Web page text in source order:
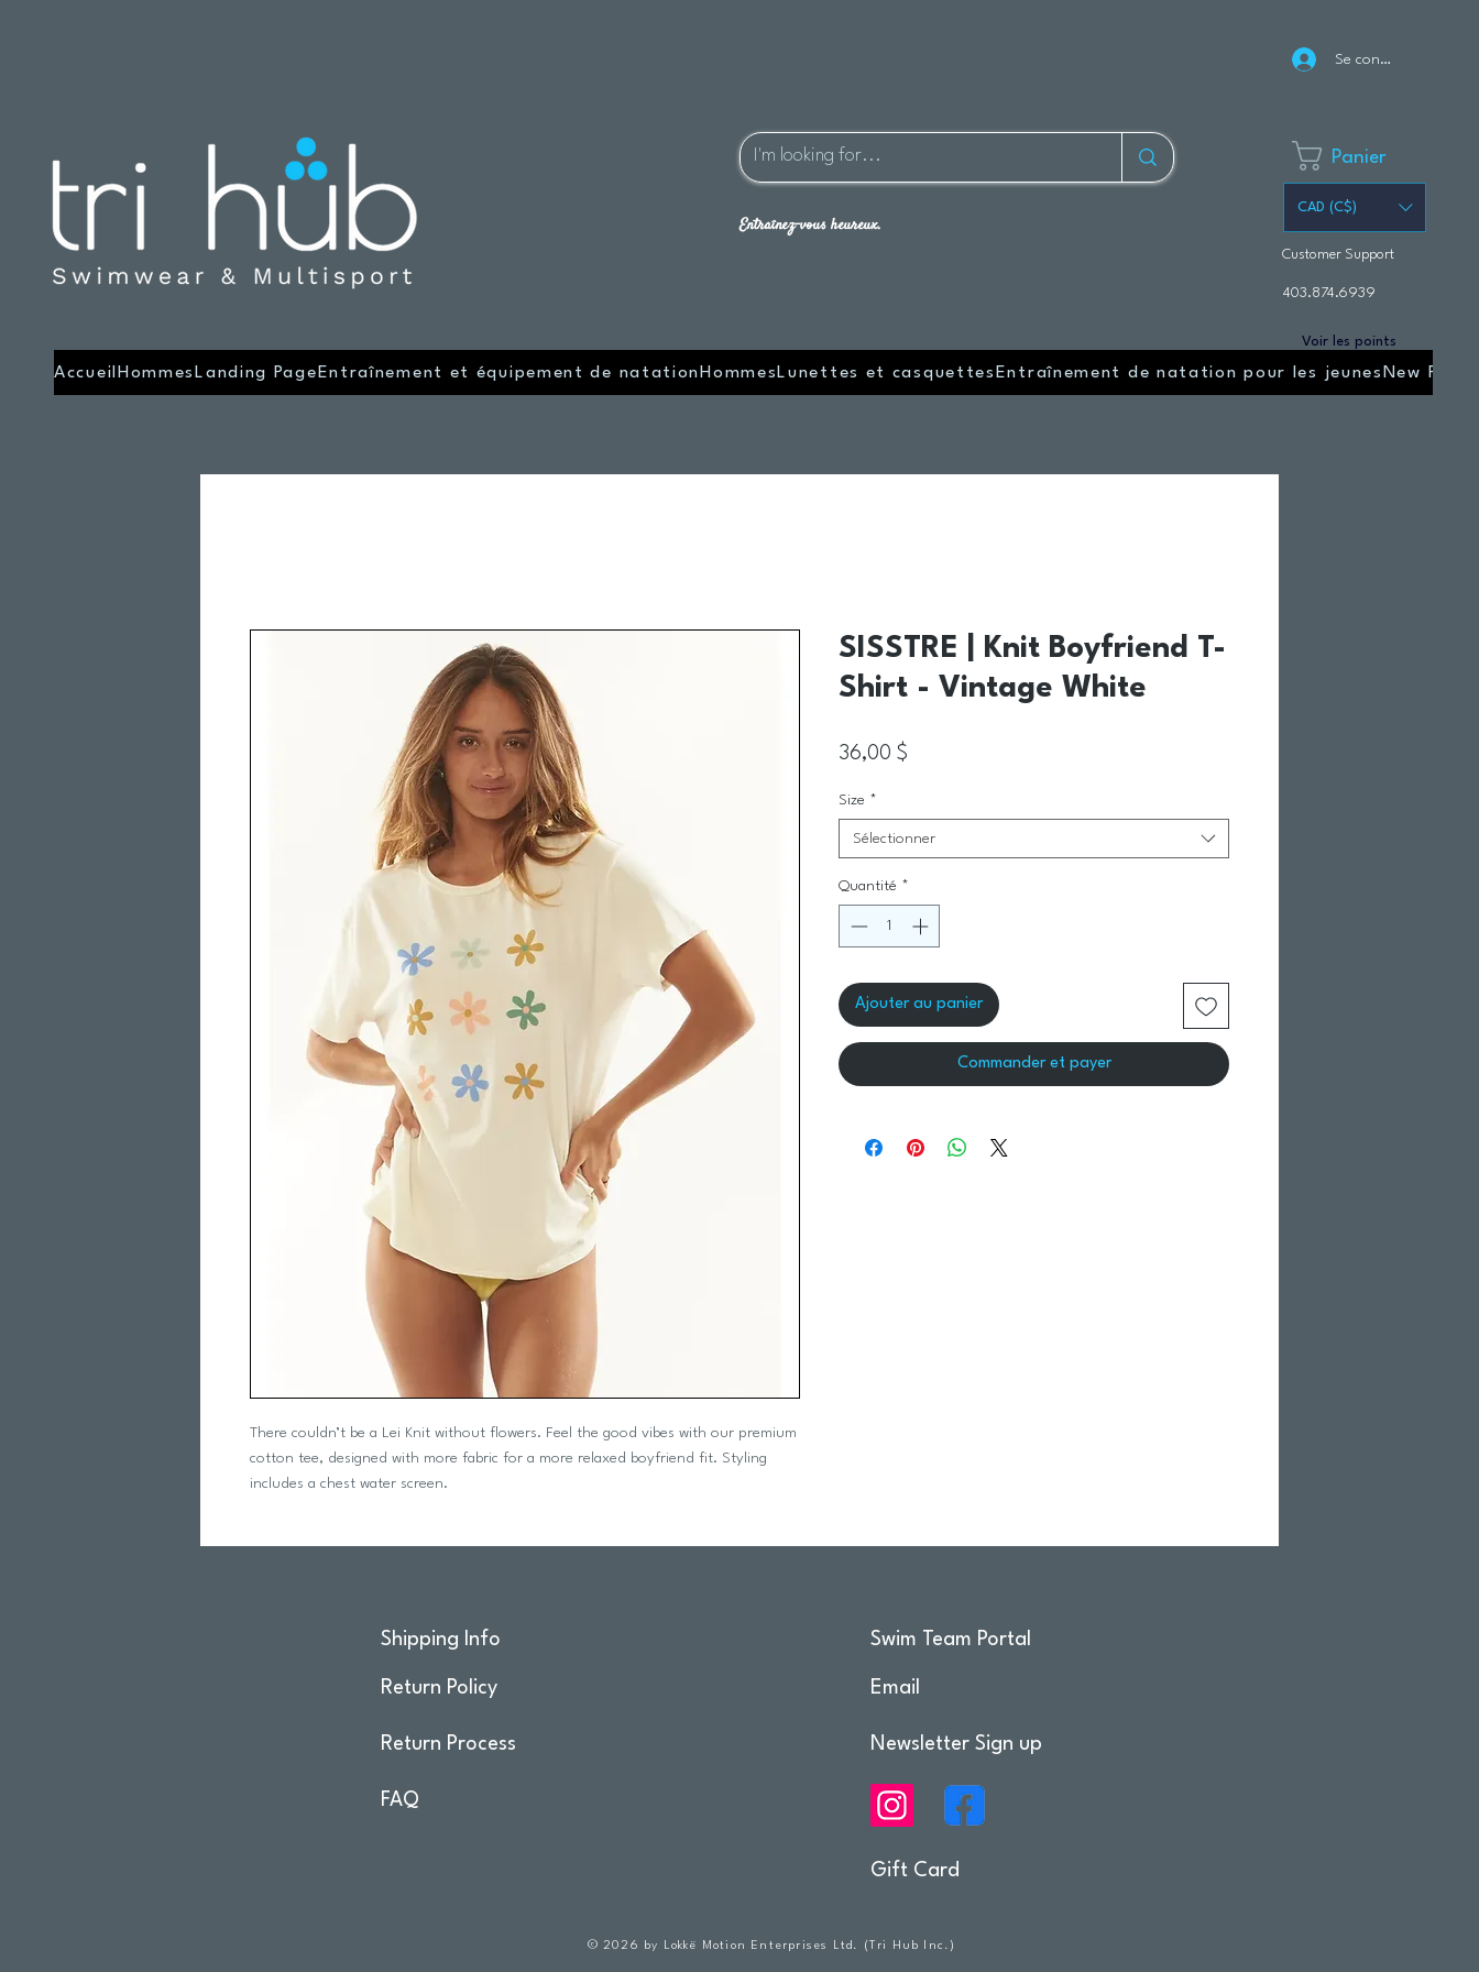
Se connecter
Entraînez-vous heureux.
Panier
CAD (C$)
Customer Support
403.874.6939
Voir les points
Accueil Hommes Landing Page Entraînement et équipement de natation Hommes Lunettes et casquettes Entraînement de natation pour les jeunes New Page
There couldn’t be a Lei Knit without flowers. Feel the good vibes with our premium
cotton tee, designed with more fabric for a more relaxed boyfriend fit. Styling
includes a chest water screen.
SISSTRE | Knit Boyfriend T-
Shirt - Vintage White
36,00 $
Size *
Sélectionner
Quantité *
Ajouter au panier
Commander et payer
Shipping Info
Return Policy
Return Process
FAQ
Swim Team Portal
Email
Newsletter Sign up
Gift Card
© 2026 by Lokkë Motion Enterprises Ltd. (Tri Hub Inc.)